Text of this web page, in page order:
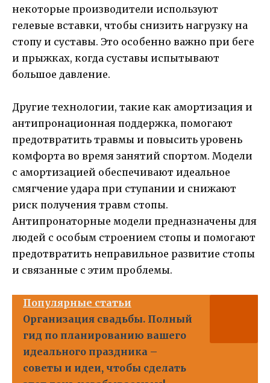
некоторые производители используют
гелевые вставки, чтобы снизить нагрузку на
стопу и суставы. Это особенно важно при беге
и прыжках, когда суставы испытывают
большое давление.
Другие технологии, такие как амортизация и
антипронационная поддержка, помогают
предотвратить травмы и повысить уровень
комфорта во время занятий спортом. Модели
с амортизацией обеспечивают идеальное
смягчение удара при ступании и снижают
риск получения травм стопы.
Антипронаторные модели предназначены для
людей с особым строением стопы и помогают
предотвратить неправильное развитие стопы
и связанные с этим проблемы.
Популярные статьи
Организация свадьбы. Полный
гид по планированию вашего
идеального праздника –
советы и идеи, чтобы сделать